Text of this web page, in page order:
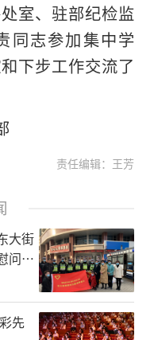
室、驻部纪检监
同志参加集中学
下步工作交流了
责任编辑：王芳
大街
问活
先